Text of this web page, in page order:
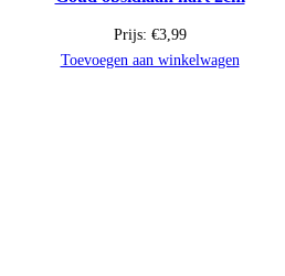
Prijs: €3,99
Toevoegen aan winkelwagen